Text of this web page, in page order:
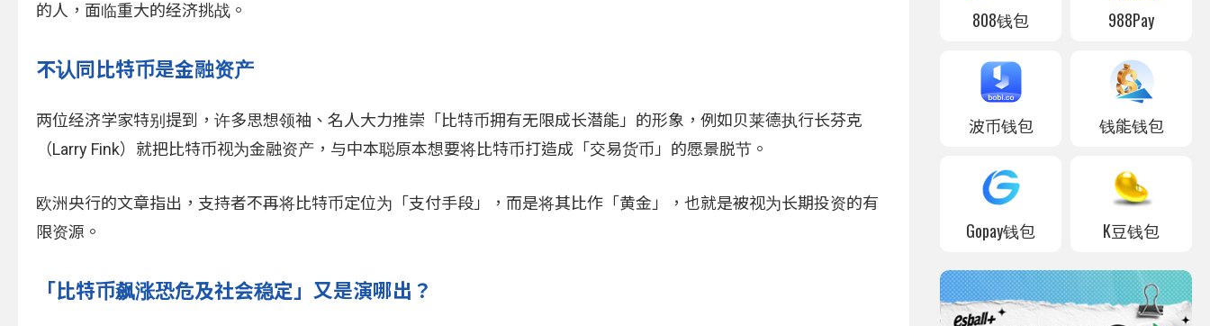
的人，面临重大的经济挑战。
不认同比特币是金融资产
两位经济学家特别提到，许多思想领袖、名人大力推崇「比特币拥有无限成长潜能」的形象，例如贝莱德执行长芬克
（Larry Fink）就把比特币视为金融资产，与中本聪原本想要将比特币打造成「交易货币」的愿景脱节。
欧洲央行的文章指出，支持者不再将比特币定位为「支付手段」，而是将其比作「黄金」，也就是被视为长期投资的有
限资源。
「比特币飙涨恐危及社会稳定」又是演哪出？
808钱包 988Pay
波币钱包 钱能钱包
Gopay钱包 K豆钱包